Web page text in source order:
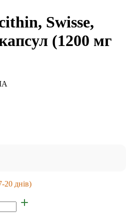
Swisse,
(1200 мг
20 днів)